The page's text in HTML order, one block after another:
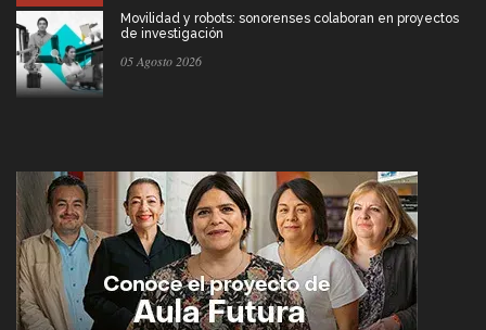
Movilidad y robots: sonorenses colaboran en proyectos
de investigación
05 Agosto 2026